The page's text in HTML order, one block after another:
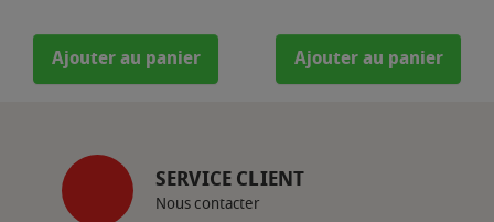
Ajouter au panier Ajouter au panier
SERVICE CLIENT
Nous contacter